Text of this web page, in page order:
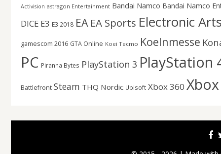
Activision astragon Entertainment Bandai Namco Bandai Namco
DICE E3 E3 2018 EA EA Sports Electronic
gamescom 2016 GTA Online Koei Tecmo Koelnmesse
PC Piranha Bytes PlayStation 3 PlayStation
Battlefront Steam THQ Nordic Ubisoft Xbox 360